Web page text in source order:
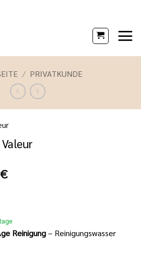
/ PRIVATKUNDE
€Aktueller
Reinigung– Reinigungswasser